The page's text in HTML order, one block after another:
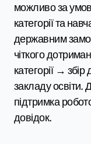
можливо за
категорії та
державним
чіткого
категорії →
закладу
підтримка
довідок.